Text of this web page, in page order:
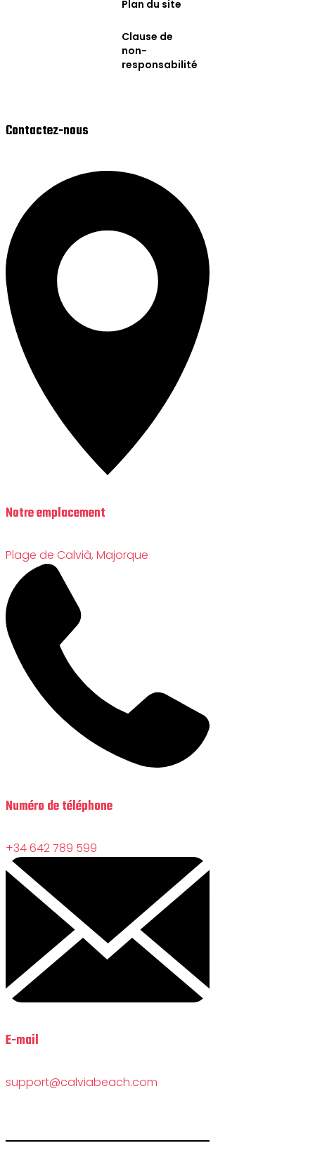
Plan du site
Clause de
non-
responsabilité
Contactez-nous
Notre emplacement
Plage de Calvià, Majorque
Numéro de téléphone
+34 642 789 599
E-mail
support@calviabeach.com